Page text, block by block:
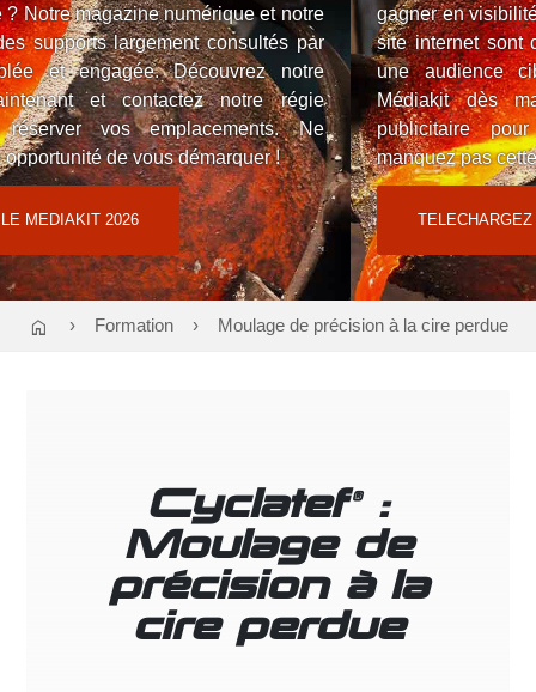
gagner en visibilité ? Notre magazine numérique et notre
site internet sont des supports largement consultés par
une audience ciblée et engagée. Découvrez notre
Médiakit dès maintenant et contactez notre régie
publicitaire pour réserver vos emplacements. Ne
manquez pas cette opportunité de vous démarquer !
Contact : Cloé TEODORI06 02 58 01 09ou
regiepubtnf@atf-asso.com
TELECHARGEZ LE MEDIAKIT 2026
home Formation Moulage de précision à la cire perdue
Cyclatef ®:
Moulage de
précision à la
cire perdue